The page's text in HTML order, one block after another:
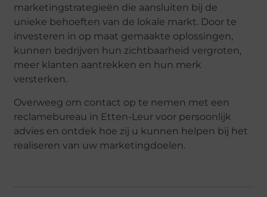
marketingstrategieën die aansluiten bij de
unieke behoeften van de lokale markt. Door te
investeren in op maat gemaakte oplossingen,
kunnen bedrijven hun zichtbaarheid vergroten,
meer klanten aantrekken en hun merk
versterken.
Overweeg om contact op te nemen met een
reclamebureau in Etten-Leur voor persoonlijk
advies en ontdek hoe zij u kunnen helpen bij het
realiseren van uw marketingdoelen.